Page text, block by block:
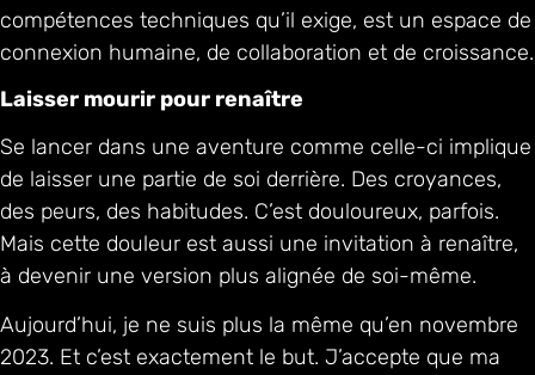
compétences techniques qu’il exige, est un espace de
connexion humaine, de collaboration et de croissance.
Laisser mourir pour renaître
Se lancer dans une aventure comme celle-ci implique
de laisser une partie de soi derrière. Des croyances,
des peurs, des habitudes. C’est douloureux, parfois.
Mais cette douleur est aussi une invitation à renaître,
à devenir une version plus alignée de soi-même.
Aujourd’hui, je ne suis plus la même qu’en novembre
2023. Et c’est exactement le but. J’accepte que ma